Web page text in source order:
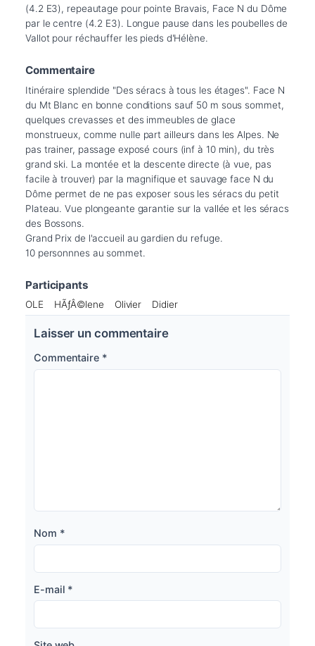
(4.2 E3), repeautage pour pointe Bravais, Face N du Dôme
par le centre (4.2 E3). Longue pause dans les poubelles de
Vallot pour réchauffer les pieds d'Hélène.
Commentaire
Itinéraire splendide "Des séracs à tous les étages". Face N
du Mt Blanc en bonne conditions sauf 50 m sous sommet,
quelques crevasses et des immeubles de glace
monstrueux, comme nulle part ailleurs dans les Alpes. Ne
pas trainer, passage exposé cours (inf à 10 min), du très
grand ski. La montée et la descente directe (à vue, pas
facile à trouver) par la magnifique et sauvage face N du
Dôme permet de ne pas exposer sous les séracs du petit
Plateau. Vue plongeante garantie sur la vallée et les séracs
des Bossons.
Grand Prix de l'accueil au gardien du refuge.
10 personnnes au sommet.
Participants
OLE HÃƒÂ©lene Olivier Didier
Laisser un commentaire
Commentaire *
Nom *
E-mail *